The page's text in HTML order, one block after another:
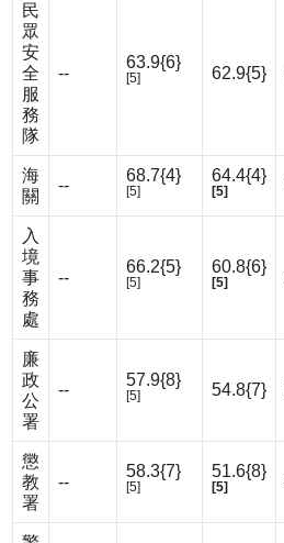
民
眾
安
全
服
務
隊
--
63.9{6}
[5] 62.9{5}
海
關
--
68.7{4}
[5]
64.4{4}
[5]
入
境
事
務
處
--
66.2{5}
[5]
60.8{6}
[5]
廉
政
公
署
--
57.9{8}
[5] 54.8{7}
懲
教
署
--
58.3{7}
[5]
51.6{8}
[5]